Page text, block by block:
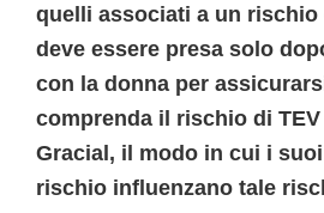
quelli associati a un rischio
deve essere presa solo
con la donna per
comprenda il rischio di
Gracial, il modo in cui i
rischio influenzano tale